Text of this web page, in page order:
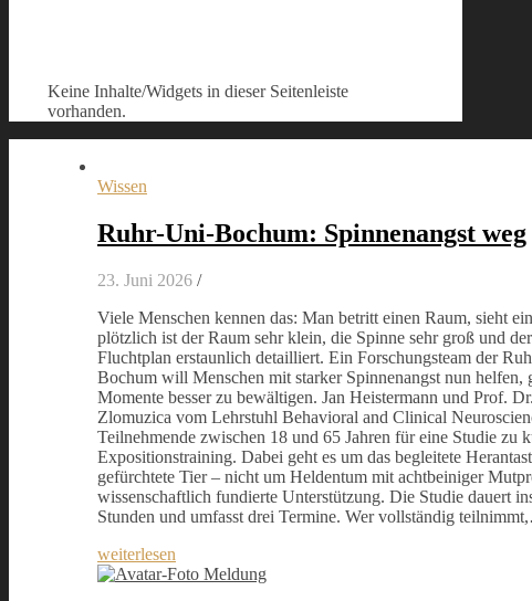
Keine Inhalte/Widgets in dieser Seitenleiste
vorhanden.
Wissen
Ruhr-Uni-Bochum: Spinnenangst weg
23. Juni 2026 /
Viele Menschen kennen das: Man betritt einen Raum, sieht
plötzlich ist der Raum sehr klein, die Spinne sehr groß und
Fluchtplan erstaunlich detailliert. Ein Forschungsteam der
Bochum will Menschen mit starker Spinnenangst nun helfen,
Momente besser zu bewältigen. Jan Heistermann und Prof.
Zlomuzica vom Lehrstuhl Behavioral and Clinical
Teilnehmende zwischen 18 und 65 Jahren für eine Studie zu
Expositionstraining. Dabei geht es um das begleitete
gefürchtete Tier – nicht um Heldentum mit achtbeiniger
wissenschaftlich fundierte Unterstützung. Die Studie dauert
Stunden und umfasst drei Termine. Wer vollständig
weiterlesen
Meldung